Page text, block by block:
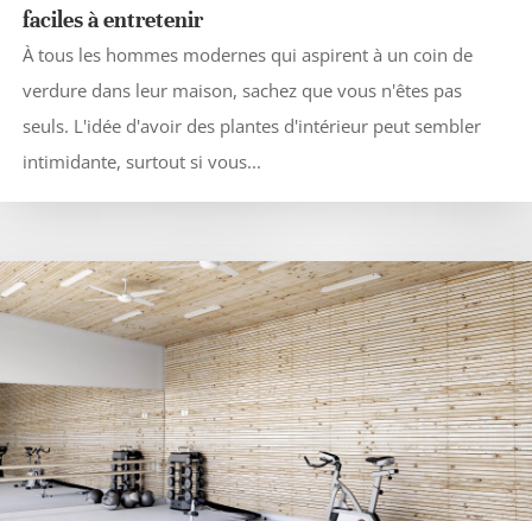
faciles à entretenir
À tous les hommes modernes qui aspirent à un coin de
verdure dans leur maison, sachez que vous n'êtes pas
seuls. L'idée d'avoir des plantes d'intérieur peut sembler
intimidante, surtout si vous...